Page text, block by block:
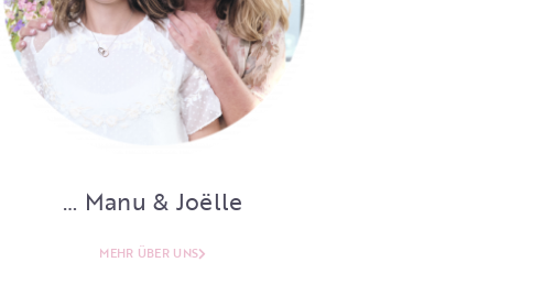
… Manu & Joëlle
MEHR ÜBER UNS